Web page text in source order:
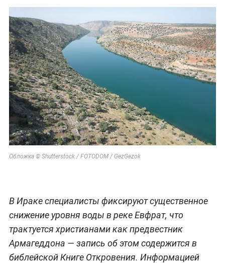
Обложка © Shutterstock / FOTODOM / GezGezok
В Ираке специалисты фиксируют существенное
снижение уровня воды в реке Евфрат, что
трактуется христианами как предвестник
Армагеддона — запись об этом содержится в
библейской Книге Откровения. Информацией